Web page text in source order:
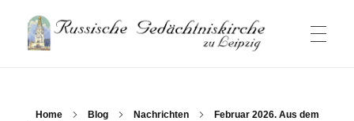
Home Blog Nachrichten
Februar 2026. Aus dem